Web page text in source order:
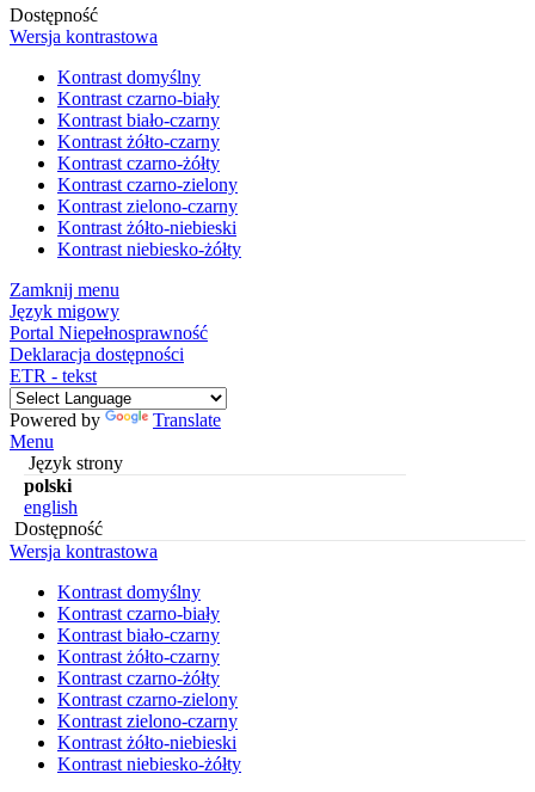
Dostępność
Wersja kontrastowa
Kontrast domyślny
Kontrast czarno-biały
Kontrast biało-czarny
Kontrast żółto-czarny
Kontrast czarno-żółty
Kontrast czarno-zielony
Kontrast zielono-czarny
Kontrast żółto-niebieski
Kontrast niebiesko-żółty
Zamknij menu
Język migowy
Portal Niepełnosprawność
Deklaracja dostępności
ETR - tekst
Powered by
Translate
Menu
Język strony
polski
english
Dostępność
Wersja kontrastowa
Kontrast domyślny
Kontrast czarno-biały
Kontrast biało-czarny
Kontrast żółto-czarny
Kontrast czarno-żółty
Kontrast czarno-zielony
Kontrast zielono-czarny
Kontrast żółto-niebieski
Kontrast niebiesko-żółty